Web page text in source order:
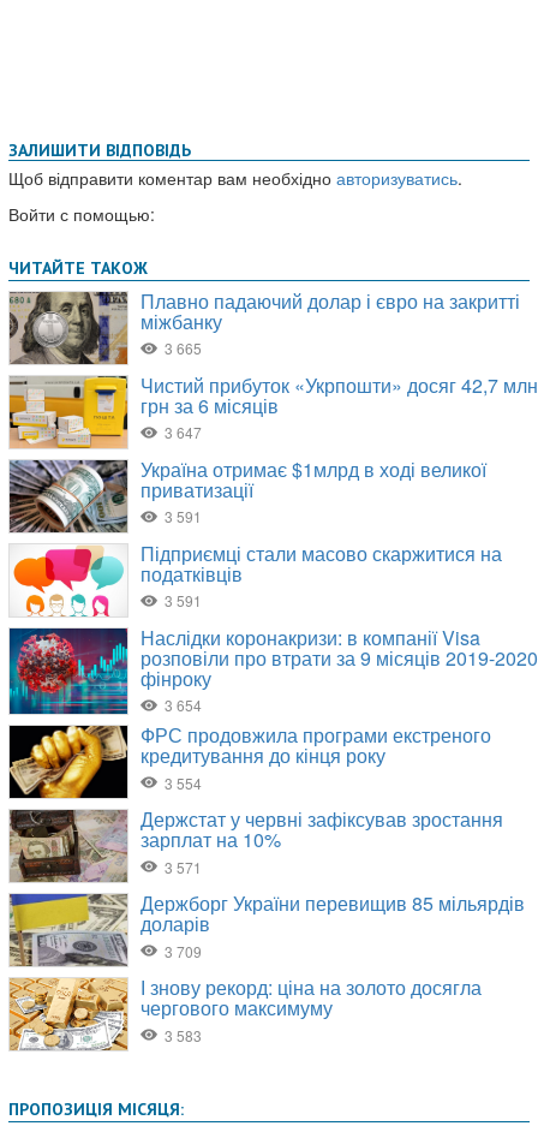
ЗАЛИШИТИ ВІДПОВІДЬ
Щоб відправити коментар вам необхідно авторизуватись.
Войти с помощью:
ПРОПОЗИЦІЯ МІСЯЦЯ: